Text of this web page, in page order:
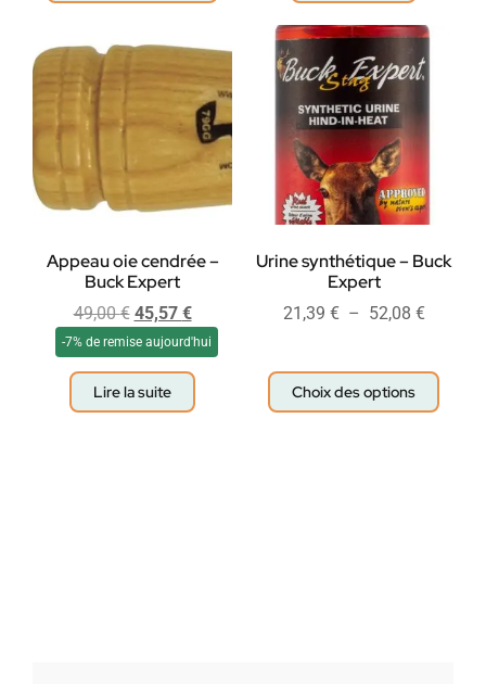
Appeau oie cendrée –
Buck Expert
49,00€ 45,57 €
-7% de remise aujourd'hui
Lire la suite
Urine synthétique – Buck
Expert
21,39 € – 52,08 €
Choix des options